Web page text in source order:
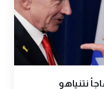
نتنياهو